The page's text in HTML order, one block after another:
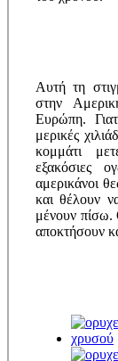
Αυτή τη
στην
Ευρώπη.
μερικές
κομμάτι
εξακόσιες
αμερικάνοι
και θέλουν
μένουν πίσω.
αποκτήσουν